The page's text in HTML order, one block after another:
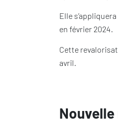
Elle
en février 2024.
Cette
avril.